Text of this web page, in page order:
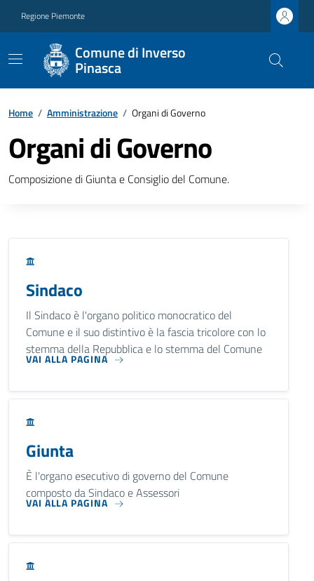
Regione Piemonte
Comune di Inverso
Pinasca
Home / Amministrazione / Organi di Governo
Organi di Governo
Composizione di Giunta e Consiglio del Comune.
Sindaco
Il Sindaco è l'organo politico monocratico del
Comune e il suo distintivo è la fascia tricolore con lo
stemma della Repubblica e lo stemma del Comune
VAI ALLA PAGINA
Giunta
È l'organo esecutivo di governo del Comune
composto da Sindaco e Assessori
VAI ALLA PAGINA